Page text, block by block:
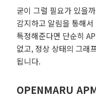
굳이 그럴 필요가 있을
감지하고 알림을 통해
특정해준다면 단순히
없고, 정상 상태의 그래
됩니다.
OPENMARU